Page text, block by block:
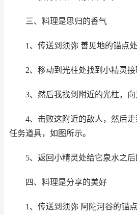
三、料理是思归的香气
1、传送到须弥 善见地的锚点
2、移动到光柱处找到小精灵接
3、然后我找到附近的光柱，向
4、击败这附近的敌人，然后
任务道具，如图所示。
5、返回小精灵处给它泉水之后
四、料理是分享的美好
1、传送到须弥 阿陀河谷的锚